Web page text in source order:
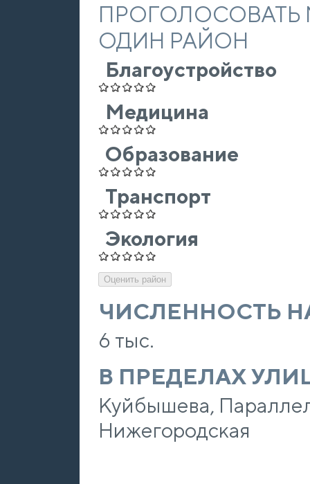
ОДИН РАЙОН
Благоустройство
Медицина
Образование
Транспорт
Экология
ЧИСЛЕННОСТЬ
6 тыс.
В ПРЕДЕЛАХ
Куйбышева,
Нижегородская